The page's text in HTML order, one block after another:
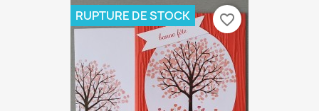
RUPTURE DE STOCK favorite_border